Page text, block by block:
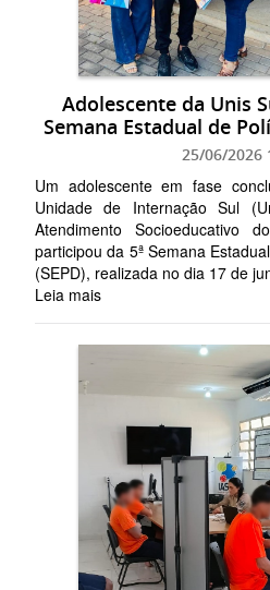
Adolescente da Unis
Semana Estadual de
25/06/2026
Um adolescente em fase
Unidade de Internação Sul
Atendimento Socioeducativo
participou da 5ª Semana
(SEPD), realizada no dia 17 de
Leia mais